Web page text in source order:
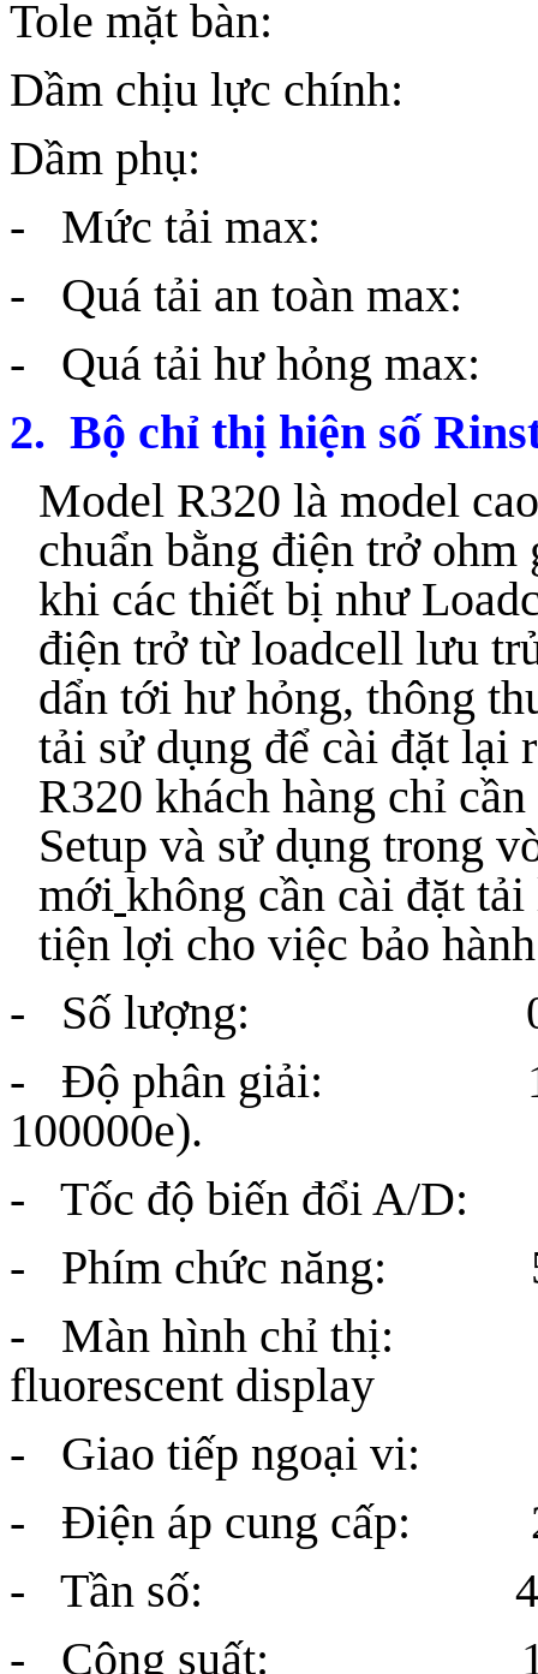
Tole mặt bàn:
Dầm chịu lực
Dầm phụ:
- Mức tải
- Quá tải an toàn
- Quá tải hư hỏng
2. Bộ chỉ thị hiện số
Model R320 là model
chuẩn bằng điện trở
khi các thiết bị như
điện trở từ loadcell lưu
dẩn tới hư hỏng, thông
tải sử dụng để cài đặt lại
R320 khách hàng chỉ
Setup và sử dụng trong
mới không cần cài đặt
tiện lợi cho việc bảo
- Số lượng: 01
- Độ phân giải:
100000e).
- Tốc độ biến đổi A/D:
- Phím chức năng: 5
- Màn hình chỉ thị: 7
fluorescent display
- Giao tiếp ngoại vi:
- Điện áp cung cấp:
- Tần số: 49 ~
- Công suất: 12